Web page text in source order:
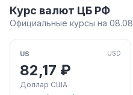
Курс валют ЦБ РФ
Официальные курсы на
US USD
82,17 ₽
Доллар США